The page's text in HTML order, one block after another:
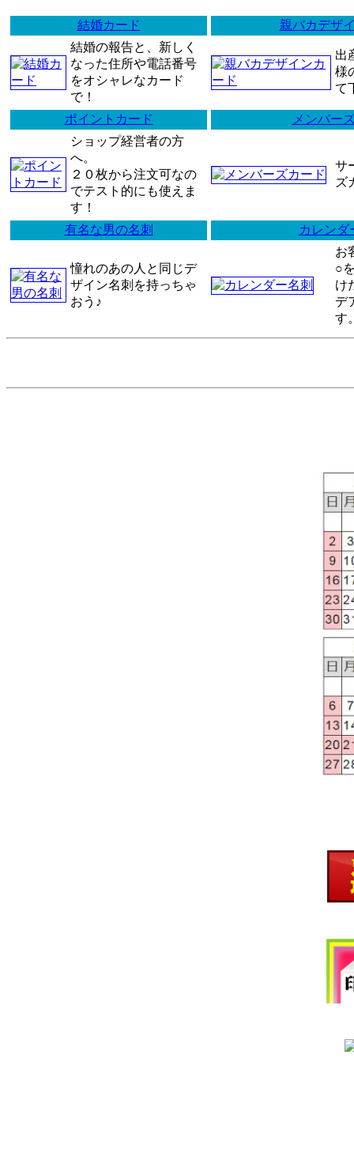
結婚カード
親バカデザ
結婚の報告と、新しく
なった住所や電話番号
をオシャレなカード
で！
出
様
て
ポイントカード
メンバー
ショップ経営者の方
へ。
２０枚から注文可なの
でテスト的にも使えま
す！
サ
ズ
有名な男の名刺 カレンダ
憧れのあの人と同じデ
ザイン名刺を持っちゃ
おう♪
お
○
け
デ
す